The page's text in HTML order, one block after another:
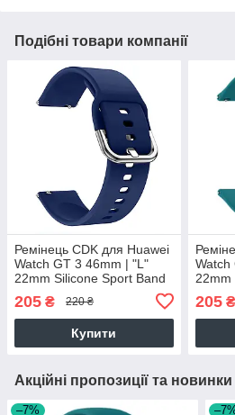
Подібні товари компанії
Ремінець CDK для Huawei
Watch GT 3 46mm | "L"
22mm Silicone Sport Band
blue)
205 ₴ 220 ₴
Купити
Watch
22mm
blue)
205₴
Акційні пропозиції та новинки
–7%